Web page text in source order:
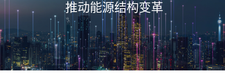
推动能源结构变革